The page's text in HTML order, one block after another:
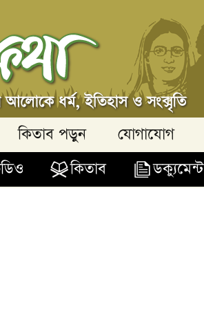
কিতাব ডক্যুমেন্ট
কিতাব পড়ুন যোগাযোগ